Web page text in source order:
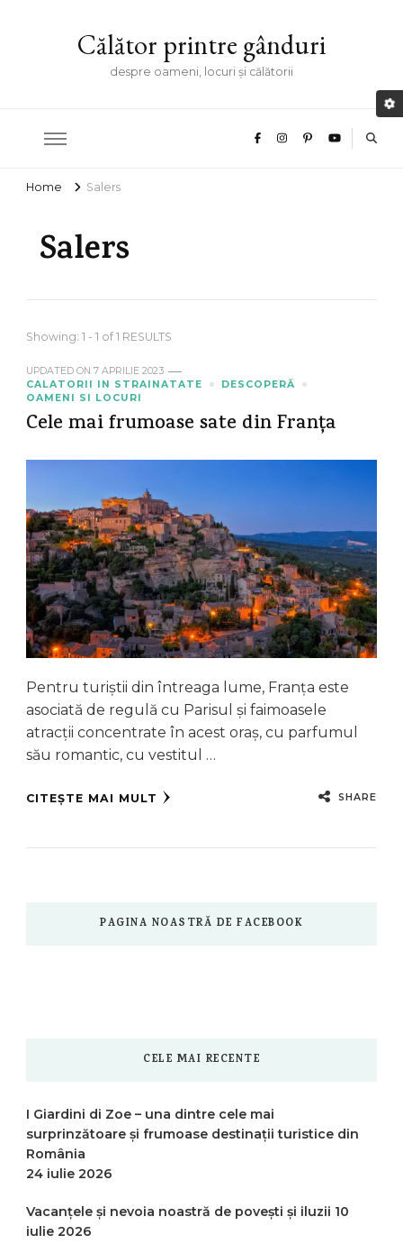
Călător printre gânduri
despre oameni, locuri și călătorii
Home Salers
Salers
Showing: 1 - 1 of 1 RESULTS
UPDATED ON 7 APRILIE 2023
CALATORII IN STRAINATATE
DESCOPERĂ
OAMENI SI LOCURI
Cele mai frumoase sate din Franța
Pentru turiștii din întreaga lume, Franța este
asociată de regulă cu Parisul și faimoasele
atracții concentrate în acest oraș, cu parfumul
său romantic, cu vestitul …
CITEȘTE MAI MULT SHARE
PAGINA NOASTRĂ DE FACEBOOK
CELE MAI RECENTE
I Giardini di Zoe – una dintre cele mai
surprinzătoare și frumoase destinații turistice din
România
24 iulie 2026
Vacanțele și nevoia noastră de povești și iluzii 10
iulie 2026